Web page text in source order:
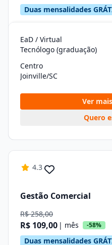
Duas mensalidades
EaD / Virtual
Tecnólogo (graduação)
Centro
Joinville/SC
Ver
Quero
4.3
Gestão Comercial
R$ 258,00
R$ 109,00 | mês -58%
Duas mensalidades